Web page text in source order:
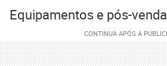
Equipamentos e pós-venda